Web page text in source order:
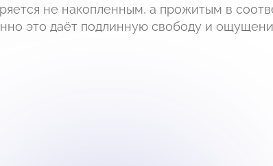
не накопленным, а прожитым в
это даёт подлинную свободу и